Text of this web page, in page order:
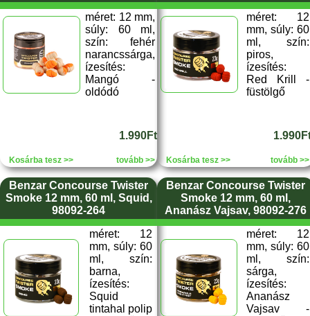
méret: 12 mm,
súly: 60 ml,
szín: fehér
narancssárga,
ízesítés:
Mangó -
oldódó
1.990Ft
Kosárba tesz >> tovább >>
méret: 12
mm, súly: 60
ml, szín:
piros,
ízesítés:
Red Krill -
füstölgő
Kosárba tesz >> tovább >>
Benzar Concourse Twister
Smoke 12 mm, 60 ml, Squid,
98092-264
méret: 12
mm, súly: 60
ml, szín:
barna,
ízesítés:
Squid
tintahal polip
Benzar Concourse Twister
Smoke 12 mm, 60 ml,
Ananász Vajsav, 98092-276
méret: 12
mm, súly: 60
ml, szín:
sárga,
ízesítés:
Ananász
Vajsav -